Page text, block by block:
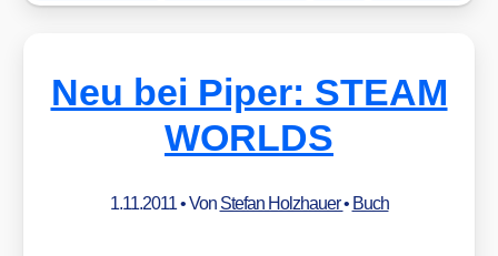
Neu bei Piper: STEAM
WORLDS
1.11.2011• Von Stefan Holzhauer• Buch